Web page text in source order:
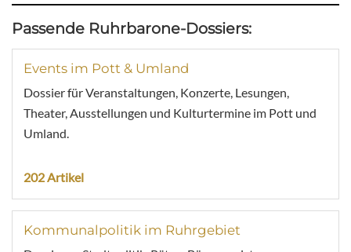
Passende Ruhrbarone-Dossiers:
Events im Pott & Umland
Dossier für Veranstaltungen, Konzerte, Lesungen,
Theater, Ausstellungen und Kulturtermine im Pott und
Umland.
202 Artikel
Kommunalpolitik im Ruhrgebiet